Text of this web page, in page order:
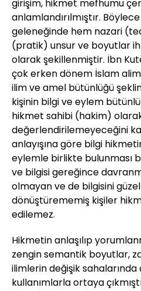
girişim, hikmet mefhumu
anlamlandırılmıştır.
geleneğinde hem nazari
(pratik) unsur ve boyutlar
olarak şekillenmiştir. İbn
çok erken dönem İslam
ilim ve amel bütünlüğü
kişinin bilgi ve eylem
hikmet sahibi (hakim)
değerlendirilemeyeceğini
anlayışına göre bilgi
eylemle birlikte bulunması
ve bilgisi gereğince
olmayan ve de bilgisini
dönüştürememiş kişiler
edilemez.
Hikmetin anlaşılıp
zengin semantik boyutlar,
ilimlerin değişik
kullanımlarla ortaya